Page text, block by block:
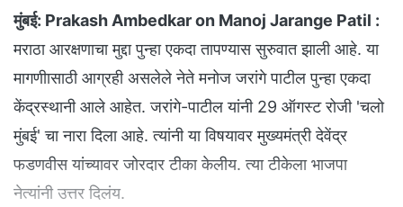
मुंबई: Prakash Ambedkar on Manoj Jarange Patil :
मराठा आरक्षणाचा मुद्दा पुन्हा एकदा तापण्यास सुरुवात झाली आहे. या
मागणीासाठी आग्रही असलेले नेते मनोज जरांगे पाटील पुन्हा एकदा
केंद्रस्थानी आले आहेत. जरांगे-पाटील यांनी 29 ऑगस्ट रोजी 'चलो
मुंबई' चा नारा दिला आहे. त्यांनी या विषयावर मुख्यमंत्री देवेंद्र
फडणवीस यांच्यावर जोरदार टीका केलीय. त्या टीकेला भाजपा
नेत्यांनी उत्तर दिलंय.